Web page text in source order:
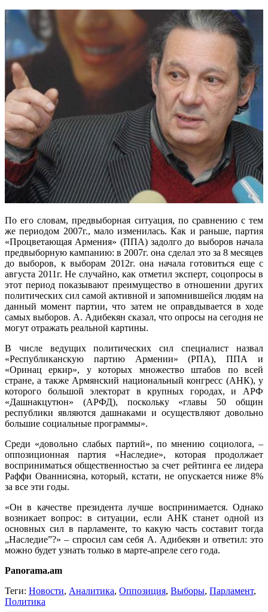
По его словам, предвыборная ситуация, по сравнению с тем
же периодом 2007г., мало изменилась. Как и раньше, партия
«Процветающая Армения» (ППА) задолго до выборов начала
предвыборную кампанию: в 2007г. она сделал это за 8 месяцев
до выборов, к выборам 2012г. она начала готовиться еще с
августа 2011г. Не случайно, как отметил эксперт, соцопросы в
этот период показывают преимущество в отношении других
политических сил самой активной и запомнившейся людям на
данный момент партии, что затем не оправдывается в ходе
самых выборов. А. Адибекян сказал, что опросы на сегодня не
могут отражать реальной картины.
В числе ведущих политических сил специалист назвал
«Республиканскую партию Армении» (РПА), ППА и
«Оринац еркир», у которых множество штабов по всей
стране, а также Армянский национальный конгресс (АНК), у
которого большой электорат в крупных городах, и АРФ
«Дашнакцутюн» (АРФД), поскольку «главы 50 общин
республики являются дашнаками и осуществляют довольно
большие социальные программы».
Среди «довольно слабых партий», по мнению социолога, –
оппозиционная партия «Наследие», которая продолжает
восприниматься общественностью за счет рейтинга ее лидера
Раффи Ованнисяна, который, кстати, не опускается ниже 8%
за все эти годы.
«Он в качестве президента лучше воспринимается. Однако
возникает вопрос: в ситуации, если АНК станет одной из
основных сил в парламенте, то какую часть составит тогда
„Наследие”?» – спросил сам себя А. Адибекян и ответил: это
можно будет узнать только в марте-апреле сего года.
Panorama.am
Теги: Новости, Аналитика, Оппозиция, Выборы, Парламент,
Политика